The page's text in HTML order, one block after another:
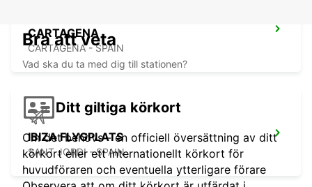
CARTAGENA
CARTAGENA - SPAIN
IBIZA FLYGPLATS
SANT JORDI - SPAIN
Bra att veta
Vad ska du ta med dig till stationen?
Ditt giltiga körkort
Om det behövs - en officiell översättning av ditt
körkort eller ett internationellt körkort för
huvudföraren och eventuella ytterligare förare